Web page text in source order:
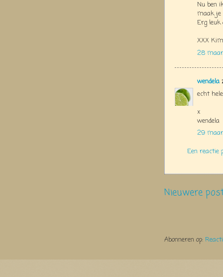
Nu ben
maak je
Erg leuk
XXX Kim
28
wendela
echt
x
wendela
29
Een reactie
Nieuwere
Abonneren op: